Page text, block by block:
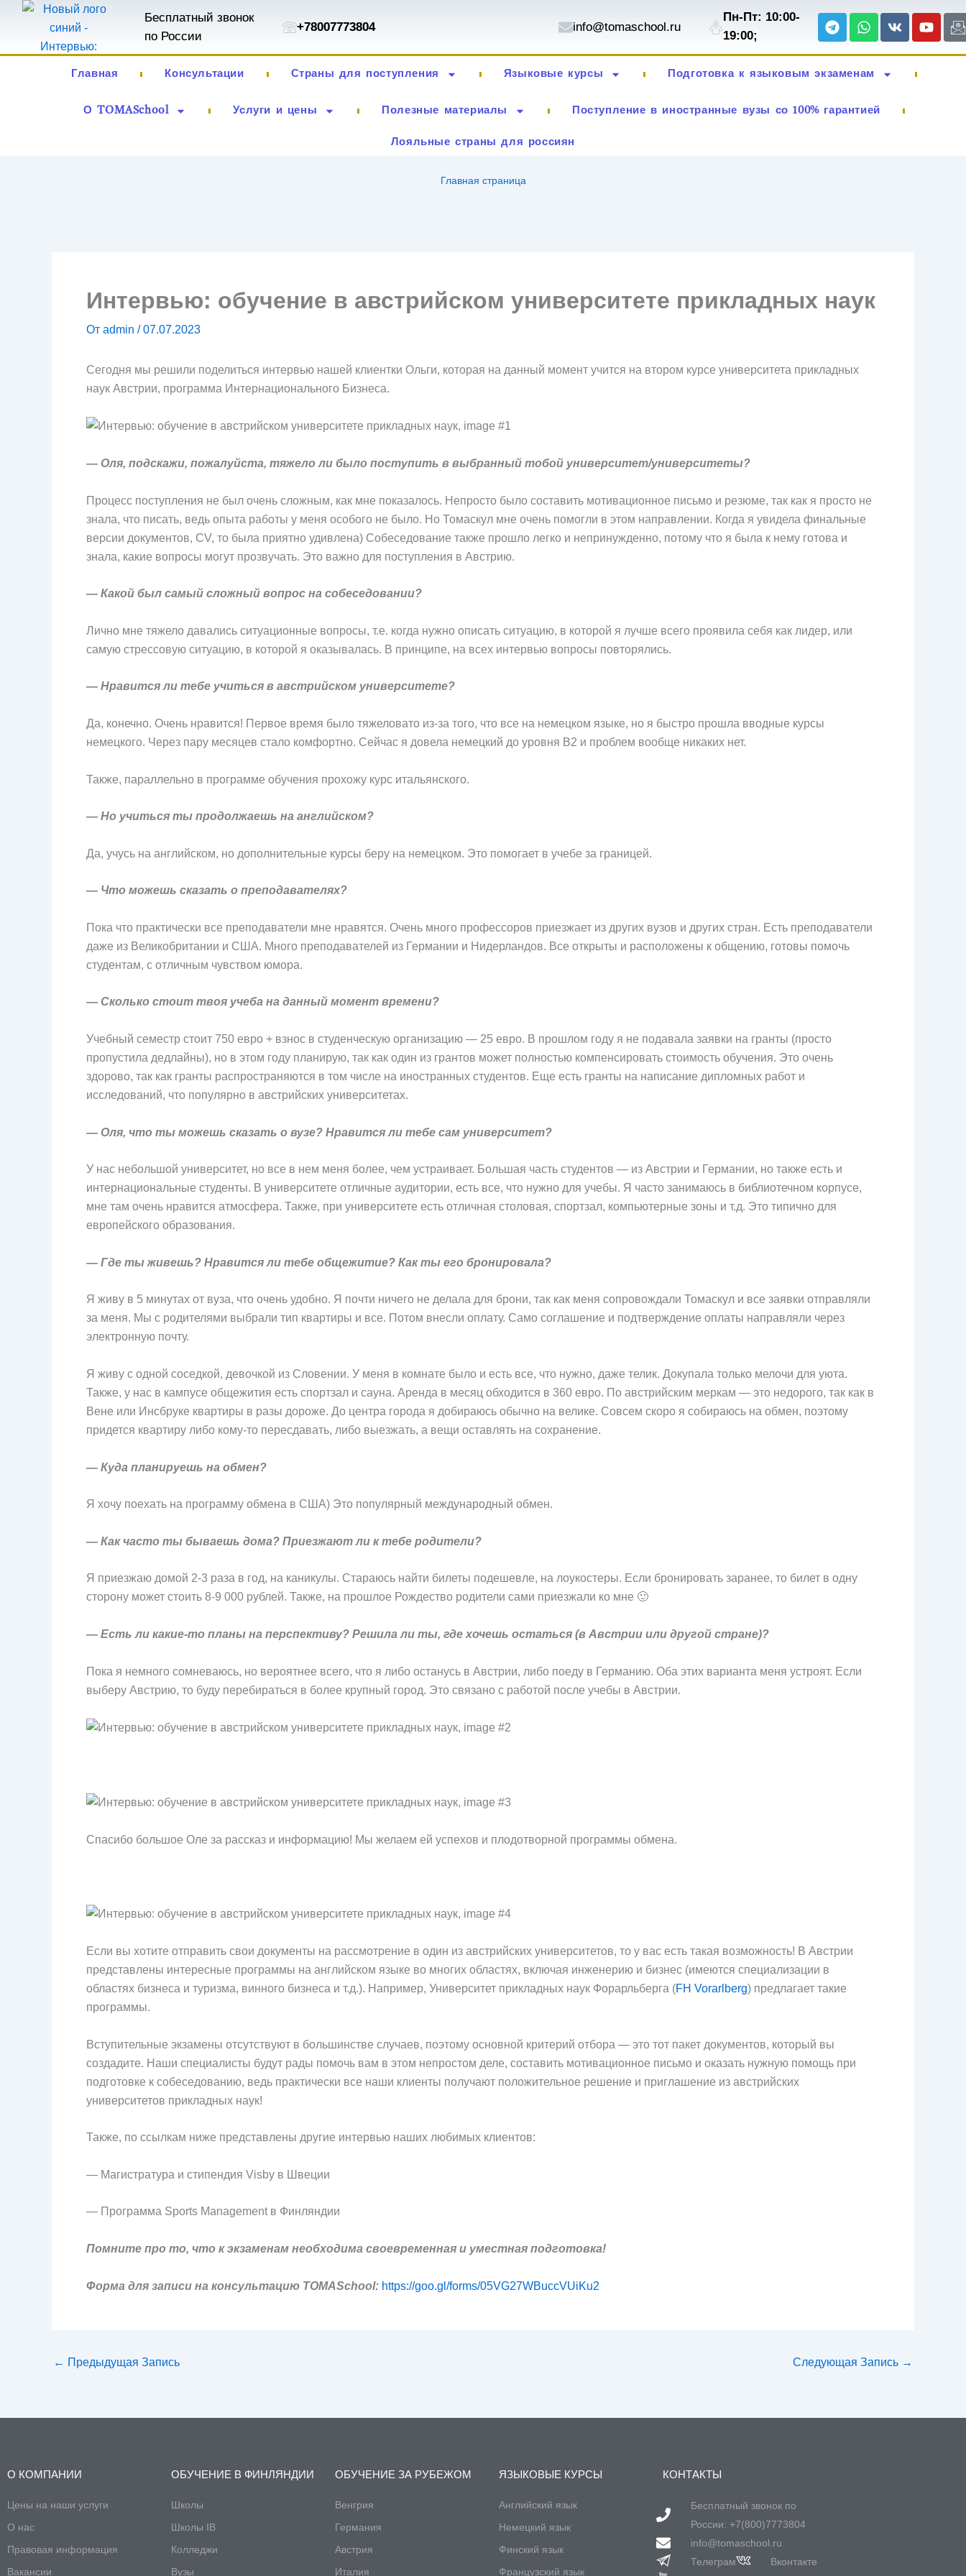
Перейти
содержимому
Бесплатный звонок
по России
+78007773804 info@tomaschool.ru
Пн-Пт: 10:00-
19:00;
TelegramWhatsapp
Vk
Главная Консультации Страны для поступления Языковые курсы Подготовка к языковым экзаменам
О TOMASchool Услуги и цены Полезные материалы Поступление в иностранные вузы со 100% гарантией
Лояльные страны для россиян
Главная страница
Интервью: обучение в австрийском университете прикладных наук
От admin /07.07.2023
Сегодня мы решили поделиться интервью нашей клиентки Ольги, которая на данный момент учится на втором курсе университета прикладных
наук Австрии, программа Интернационального Бизнеса.
— Оля, подскажи, пожалуйста, тяжело ли было поступить в выбранный тобой университет/университеты?
Процесс поступления не был очень сложным, как мне показалось. Непросто было составить мотивационное письмо и резюме, так как я просто не
знала, что писать, ведь опыта работы у меня особого не было. Но Томаскул мне очень помогли в этом направлении. Когда я увидела финальные
версии документов, CV, то была приятно удивлена) Собеседование также прошло легко и непринужденно, потому что я была к нему готова и
знала, какие вопросы могут прозвучать. Это важно для поступления в Австрию.
— Какой был самый сложный вопрос на собеседовании?
Лично мне тяжело давались ситуационные вопросы, т.е. когда нужно описать ситуацию, в которой я лучше всего проявила себя как лидер, или
самую стрессовую ситуацию, в которой я оказывалась. В принципе, на всех интервью вопросы повторялись.
— Нравится ли тебе учиться в австрийском университете?
Да, конечно. Очень нравится! Первое время было тяжеловато из-за того, что все на немецком языке, но я быстро прошла вводные курсы
немецкого. Через пару месяцев стало комфортно. Сейчас я довела немецкий до уровня B2 и проблем вообще никаких нет.
Также, параллельно в программе обучения прохожу курс итальянского.
— Но учиться ты продолжаешь на английском?
Да, учусь на английском, но дополнительные курсы беру на немецком. Это помогает в учебе за границей.
— Что можешь сказать о преподавателях?
Пока что практически все преподаватели мне нравятся. Очень много профессоров приезжает из других вузов и других стран. Есть преподаватели
даже из Великобритании и США. Много преподавателей из Германии и Нидерландов. Все открыты и расположены к общению, готовы помочь
студентам, с отличным чувством юмора.
— Сколько стоит твоя учеба на данный момент времени?
Учебный семестр стоит 750 евро + взнос в студенческую организацию — 25 евро. В прошлом году я не подавала заявки на гранты (просто
пропустила дедлайны), но в этом году планирую, так как один из грантов может полностью компенсировать стоимость обучения. Это очень
здорово, так как гранты распространяются в том числе на иностранных студентов. Еще есть гранты на написание дипломных работ и
исследований, что популярно в австрийских университетах.
— Оля, что ты можешь сказать о вузе? Нравится ли тебе сам университет?
У нас небольшой университет, но все в нем меня более, чем устраивает. Большая часть студентов — из Австрии и Германии, но также есть и
интернациональные студенты. В университете отличные аудитории, есть все, что нужно для учебы. Я часто занимаюсь в библиотечном корпусе,
мне там очень нравится атмосфера. Также, при университете есть отличная столовая, спортзал, компьютерные зоны и т.д. Это типично для
европейского образования.
— Где ты живешь? Нравится ли тебе общежитие? Как ты его бронировала?
Я живу в 5 минутах от вуза, что очень удобно. Я почти ничего не делала для брони, так как меня сопровождали Томаскул и все заявки отправляли
за меня. Мы с родителями выбрали тип квартиры и все. Потом внесли оплату. Само соглашение и подтверждение оплаты направляли через
электронную почту.
Я живу с одной соседкой, девочкой из Словении. У меня в комнате было и есть все, что нужно, даже телик. Докупала только мелочи для уюта.
Также, у нас в кампусе общежития есть спортзал и сауна. Аренда в месяц обходится в 360 евро. По австрийским меркам — это недорого, так как в
Вене или Инсбруке квартиры в разы дороже. До центра города я добираюсь обычно на велике. Совсем скоро я собираюсь на обмен, поэтому
придется квартиру либо кому-то пересдавать, либо выезжать, а вещи оставлять на сохранение.
— Куда планируешь на обмен?
Я хочу поехать на программу обмена в США) Это популярный международный обмен.
— Как часто ты бываешь дома? Приезжают ли к тебе родители?
Я приезжаю домой 2-3 раза в год, на каникулы. Стараюсь найти билеты подешевле, на лоукостеры. Если бронировать заранее, то билет в одну
сторону может стоить 8-9 000 рублей. Также, на прошлое Рождество родители сами приезжали ко мне 🙂
— Есть ли какие-то планы на перспективу? Решила ли ты, где хочешь остаться (в Австрии или другой стране)?
Пока я немного сомневаюсь, но вероятнее всего, что я либо останусь в Австрии, либо поеду в Германию. Оба этих варианта меня устроят. Если
выберу Австрию, то буду перебираться в более крупный город. Это связано с работой после учебы в Австрии.
Спасибо большое Оле за рассказ и информацию! Мы желаем ей успехов и плодотворной программы обмена.
Если вы хотите отправить свои документы на рассмотрение в один из австрийских университетов, то у вас есть такая возможность! В Австрии
представлены интересные программы на английском языке во многих областях, включая инженерию и бизнес (имеются специализации в
областях бизнеса и туризма, винного бизнеса и т.д.). Например, Университет прикладных наук Форарльберга (FH Vorarlberg) предлагает такие
программы.
Вступительные экзамены отсутствуют в большинстве случаев, поэтому основной критерий отбора — это тот пакет документов, который вы
создадите. Наши специалисты будут рады помочь вам в этом непростом деле, составить мотивационное письмо и оказать нужную помощь при
подготовке к собеседованию, ведь практически все наши клиенты получают положительное решение и приглашение из австрийских
университетов прикладных наук!
Также, по ссылкам ниже представлены другие интервью наших любимых клиентов:
— Магистратура и стипендия Visby в Швеции
— Программа Sports Management в Финляндии
Помните про то, что к экзаменам необходима своевременная и уместная подготовка!
Форма для записи на консультацию TOMASchool: https://goo.gl/forms/05VG27WBuccVUiKu2
← Предыдущая Запись Следующая Запись →
О КОМПАНИИ
Цены на наши услуги
О нас
Правовая информация
Вакансии
ОБУЧЕНИЕ В ФИНЛЯНДИИ
Школы
Школы IB
Колледжи
Вузы
ОБУЧЕНИЕ ЗА РУБЕЖОМ
Венгрия
Германия
Австрия
Италия
ЯЗЫКОВЫЕ КУРСЫ
Английский язык
Немецкий язык
Финский язык
Французский язык
КОНТАКТЫ
Бесплатный звонок по
России: +7(800)7773804
info@tomaschool.ru
Телеграм
Вконтакте